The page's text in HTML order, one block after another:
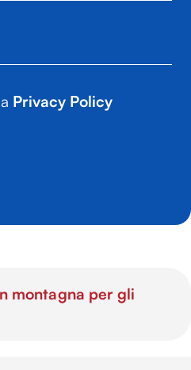
Privacy Policy
montagna per gli